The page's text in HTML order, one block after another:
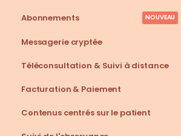
Messagerie cryptée
Téléconsultation & Suivi à distance
Facturation & Paiement
Abonnements NOUVEAU
Contenus centrés sur le patient